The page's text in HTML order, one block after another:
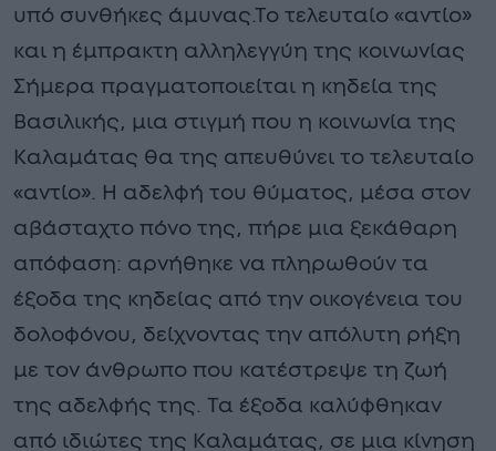
υπό συνθήκες άμυνας.Το τελευταίο «αντίο»
και η έμπρακτη αλληλεγγύη της κοινωνίας
Σήμερα πραγματοποιείται η κηδεία της
Βασιλικής, μια στιγμή που η κοινωνία της
Καλαμάτας θα της απευθύνει το τελευταίο
«αντίο». Η αδελφή του θύματος, μέσα στον
αβάσταχτο πόνο της, πήρε μια ξεκάθαρη
απόφαση: αρνήθηκε να πληρωθούν τα
έξοδα της κηδείας από την οικογένεια του
δολοφόνου, δείχνοντας την απόλυτη ρήξη
με τον άνθρωπο που κατέστρεψε τη ζωή
της αδελφής της. Τα έξοδα καλύφθηκαν
από ιδιώτες της Καλαμάτας, σε μια κίνηση